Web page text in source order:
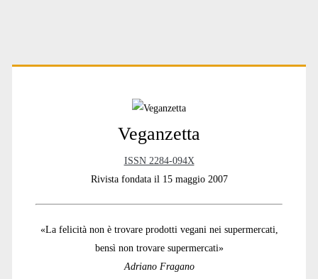
Primary
Veganzetta
ISSN 2284-094X
Rivista fondata il 15 maggio 2007
«La felicità non è trovare prodotti vegani nei supermercati,
bensì non trovare supermercati»
Adriano Fragano